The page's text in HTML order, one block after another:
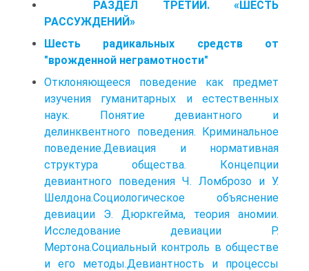
РАЗДЕЛ ТРЕТИЙ. «ШЕСТЬ
РАССУЖДЕНИЙ»
Шесть радикальных средств от
"врожденной неграмотности"
Отклоняющееся поведение как предмет
изучения гуманитарных и естественных
наук. Понятие девиантного и
делинквентного поведения. Криминальное
поведение.Девиация и нормативная
структура общества. Концепции
девиантного поведения Ч. Ломброзо и У.
Шелдона.Социологическое объяснение
девиации Э. Дюркгейма, теория аномии.
Исследование девиации Р.
Мертона.Социальный контроль в обществе
и его методы.Девиантность и процессы